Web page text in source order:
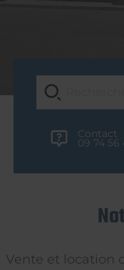
Contact
09 74 56
Vente et location